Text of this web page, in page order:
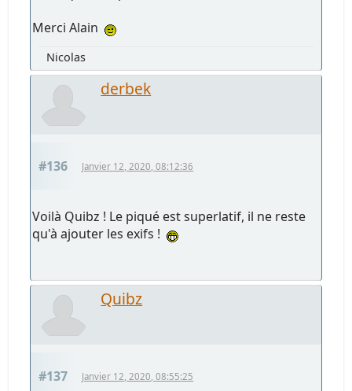
Merci Alain
Nicolas
derbek
#136 Janvier 12, 2020, 08:12:36
Voilà Quibz ! Le piqué est superlatif, il ne reste
qu'à ajouter les exifs !
Quibz
#137 Janvier 12, 2020, 08:55:25